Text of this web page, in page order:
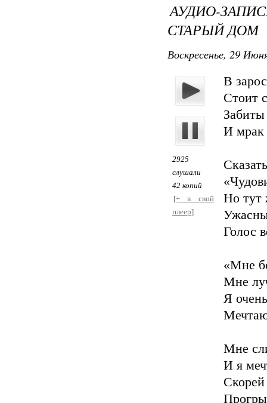
АУДИО-
СТАРЫЙ ДОМ
Воскресенье, 29
2925
слушали
42 копий
[+ в свой
плеер]
В
Стоит
И мрак
Hо тут
Голос
«Мне
Мне
Я
Мне
И я
Скорей